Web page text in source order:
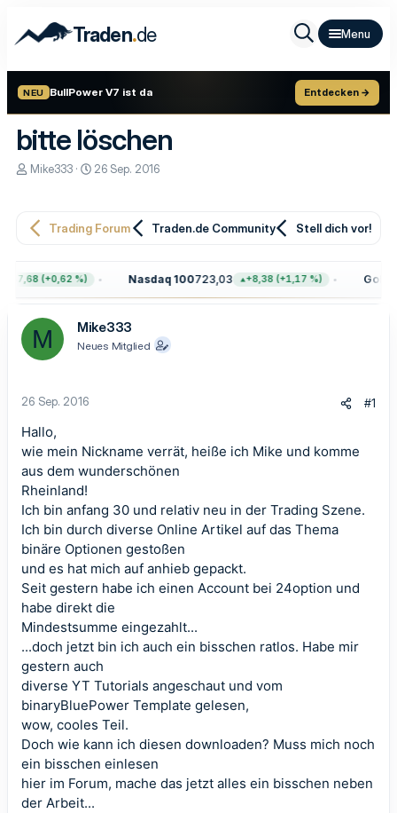
Traden.de
NEU BullPower V7 ist da Entdecken →
bitte löschen
E
e
r
Mike333
E
e
m
26 Sep. 2016
Trading Forum Traden.de Community Stell dich vor!
(+0,62 %) Nasdaq 100723,03 +8,38 (+1,17 %) Gold
M Mike333
Neues Mitglied
26 Sep. 2016 #1
Hallo,
wie mein Nickname verrät, heiße ich Mike und komme
aus dem wunderschönen
Rheinland!
Ich bin anfang 30 und relativ neu in der Trading Szene.
Ich bin durch diverse Online Artikel auf das Thema
binäre Optionen gestoßen
und es hat mich auf anhieb gepackt.
Seit gestern habe ich einen Account bei 24option und
habe direkt die
Mindestsumme eingezahlt...
...doch jetzt bin ich auch ein bisschen ratlos. Habe mir
gestern auch
diverse YT Tutorials angeschaut und vom
binaryBluePower Template gelesen,
wow, cooles Teil.
Doch wie kann ich diesen downloaden? Muss mich noch
ein bisschen einlesen
hier im Forum, mache das jetzt alles ein bisschen neben
der Arbeit...